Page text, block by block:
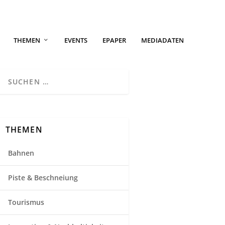
THEMEN EVENTS EPAPER MEDIADATEN
THEMEN
Bahnen
Piste & Beschneiung
Tourismus